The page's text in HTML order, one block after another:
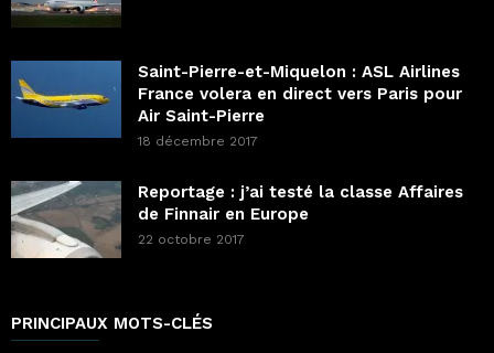
Saint-Pierre-et-Miquelon : ASL Airlines
France volera en direct vers Paris pour
Air Saint-Pierre
18 décembre 2017
Reportage : j’ai testé la classe Affaires
de Finnair en Europe
22 octobre 2017
PRINCIPAUX MOTS-CLÉS